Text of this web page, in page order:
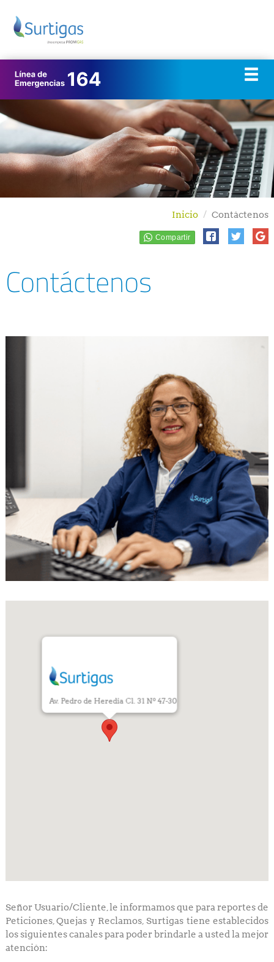
Inicio Contáctenos
Contáctenos
Av. Pedro de Heredia Cl. 31 Nº 47-30
Señor Usuario/Cliente, le informamos que para reportes de
Peticiones, Quejas y Reclamos, Surtigas tiene establecidos
los siguientes canales para poder brindarle a usted la mejor
atención: